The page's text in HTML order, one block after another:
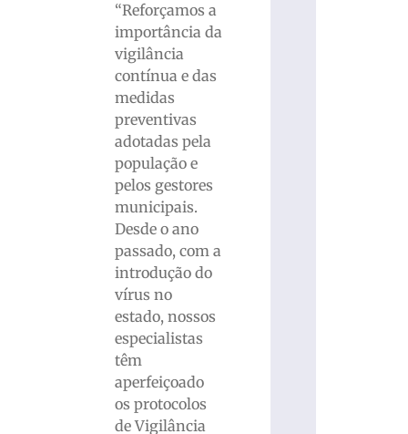
“Reforçamos a
importância da
vigilância
contínua e das
medidas
preventivas
adotadas pela
população e
pelos gestores
municipais.
Desde o ano
passado, com a
introdução do
vírus no
estado, nossos
especialistas
têm
aperfeiçoado
os protocolos
de Vigilância